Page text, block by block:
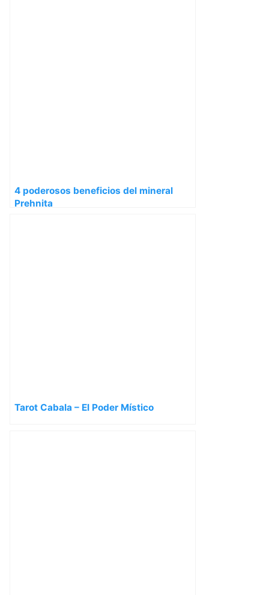
4 poderosos beneficios del mineral
Prehnita
Tarot Cabala – El Poder Místico